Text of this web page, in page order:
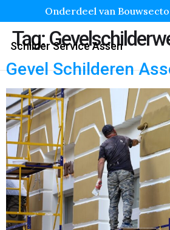
Onderdeel van
Schilder Service Assen
Tag:
Gevel Schilderen